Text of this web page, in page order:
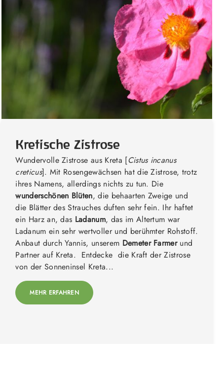
Kretische Zistrose
Wundervolle Zistrose aus Kreta [Cistus incanus
creticus]. Mit Rosengewächsen hat die Zistrose, trotz
ihres Namens, allerdings nichts zu tun. Die
wunderschönen Blüten, die behaarten Zweige und
die Blätter des Strauches duften sehr fein. Ihr haftet
ein Harz an, das Ladanum, das im Altertum war
Ladanum ein sehr wertvoller und berühmter Rohstoff.
Anbaut durch Yannis, unserem Demeter Farmerund
Partner auf Kreta. Entdecke die Kraft der Zistrose
von der Sonneninsel Kreta...
MEHR ERFAHREN